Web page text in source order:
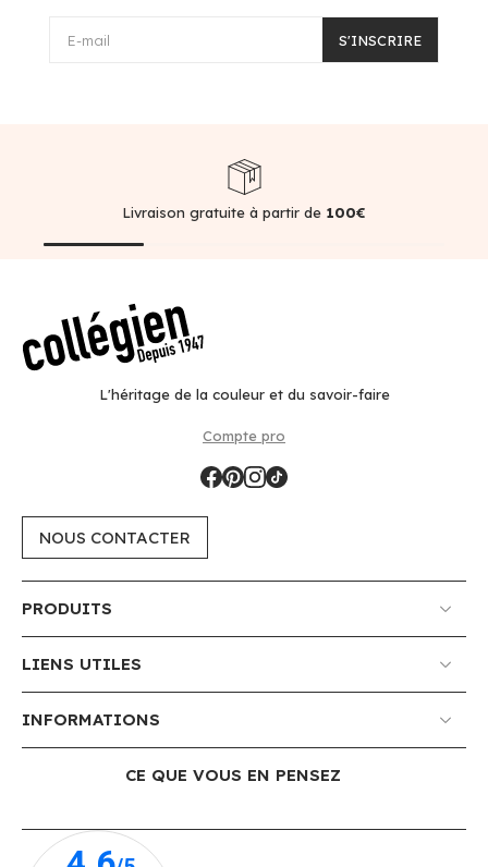
E-mail S'INSCRIRE
Livraison gratuite à partir de 100€
L'héritage de la couleur et du savoir-faire
Compte pro
NOUS CONTACTER
PRODUITS
LIENS UTILES
INFORMATIONS
CE QUE VOUS EN PENSEZ